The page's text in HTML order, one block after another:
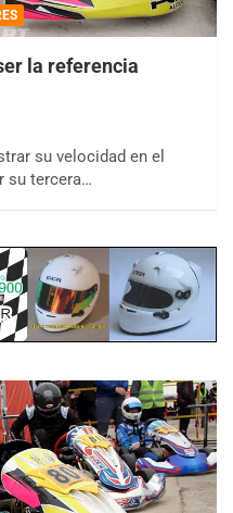
la referencia
su velocidad en el
su tercera…